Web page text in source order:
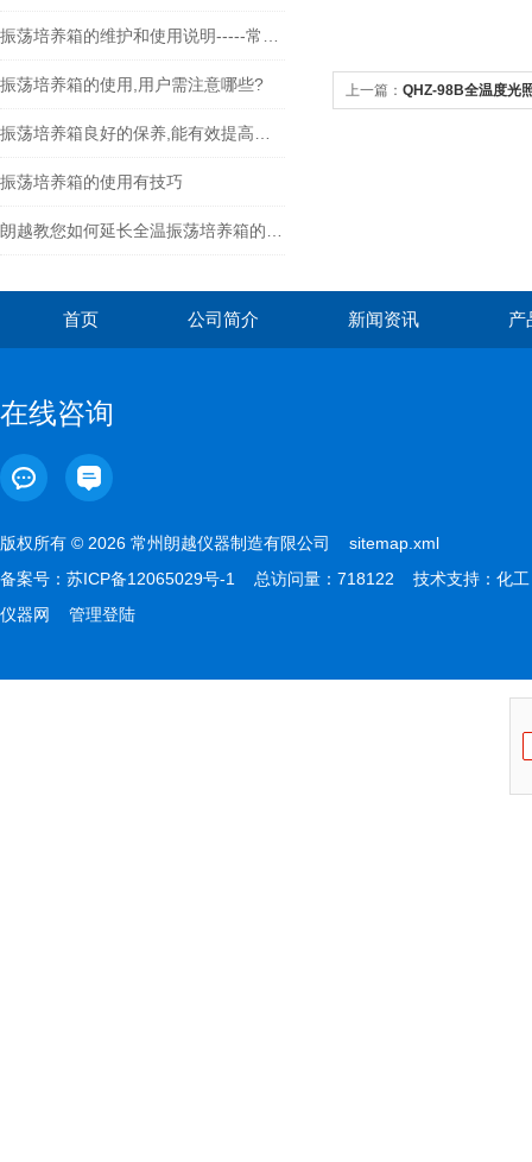
振荡培养箱的使用,用户需注意哪些?
振荡培养箱的使用有技巧
上一篇： QHZ-98B全温度光
首页 公司简介 新闻资讯 产
在线咨询
版权所有 © 2026 常州朗越仪器制造有限公司 sitemap.xml
备案号： 苏ICP备12065029号-1 总访问量：718122 技术支持： 化工
仪器网
管理登陆